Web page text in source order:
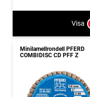
Visa
Minilamellrondell PFERD
COMBIDISC CD PFF Z